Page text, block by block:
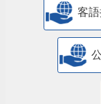
客